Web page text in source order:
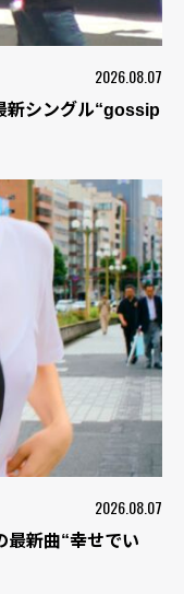
2026.08.07
新シングル“gossip
2026.08.07
最新曲“幸せでい